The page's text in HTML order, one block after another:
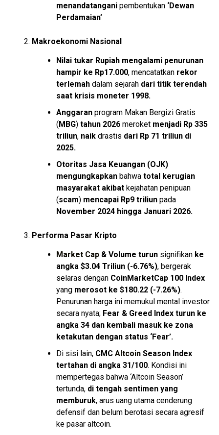
menandatangani pembentukan ‘Dewan
Perdamaian’
Makroekonomi Nasional
Nilai tukar Rupiah mengalami penurunan
hampir ke Rp17.000, mencatatkan rekor
terlemah dalam sejarah dari titik terendah
saat krisis moneter 1998.
Anggaran program Makan Bergizi Gratis
(MBG) tahun 2026 meroket menjadi Rp 335
triliun, naik drastis dari Rp 71 triliun di
2025.
Otoritas Jasa Keuangan (OJK)
mengungkapkan bahwa total kerugian
masyarakat akibat kejahatan penipuan
(scam) mencapai Rp9 triliun pada
November 2024 hingga Januari 2026.
Performa Pasar Kripto
Market Cap & Volume turun signifikan ke
angka $3.04 Triliun (-6.76%), bergerak
selaras dengan CoinMarketCap 100 Index
yang merosot ke $180.22 (-7.26%).
Penurunan harga ini memukul mental investor
secara nyata; Fear & Greed Index turun ke
angka 34 dan kembali masuk ke zona
ketakutan dengan status ‘Fear’.
Di sisi lain, CMC Altcoin Season Index
tertahan di angka 31/100. Kondisi ini
mempertegas bahwa ‘Altcoin Season’
tertunda, di tengah sentimen yang
memburuk, arus uang utama cenderung
defensif dan belum berotasi secara agresif
ke pasar altcoin.